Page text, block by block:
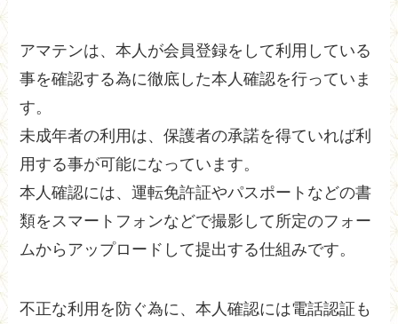
アマテンは、本人が会員登録をして利用している
事を確認する為に徹底した本人確認を行っていま
す。
未成年者の利用は、保護者の承諾を得ていれば利
用する事が可能になっています。
本人確認には、運転免許証やパスポートなどの書
類をスマートフォンなどで撮影して所定のフォー
ムからアップロードして提出する仕組みです。
不正な利用を防ぐ為に、本人確認には電話認証も